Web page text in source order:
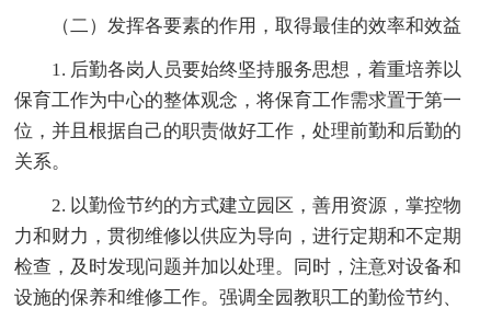
（二）发挥各要素的作用，取得最佳的效率和效益
1. 后勤各岗人员要始终坚持服务思想，着重培养以
保育工作为中心的整体观念，将保育工作需求置于第一
位，并且根据自己的职责做好工作，处理前勤和后勤的
关系。
2. 以勤俭节约的方式建立园区，善用资源，掌控物
力和财力，贯彻维修以供应为导向，进行定期和不定期
检查，及时发现问题并加以处理。同时，注意对设备和
设施的保养和维修工作。强调全园教职工的勤俭节约、